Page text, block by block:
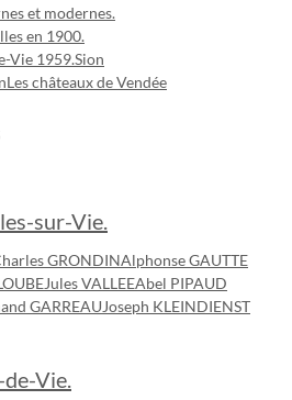
et modernes.
en 1900.
Vie 1959.Sion
Les châteaux de Vendée
sur-Vie.
GRONDINAlphonse GAUTTE
Jules VALLEEAbel PIPAUD
GARREAUJoseph KLEINDIENST
Vie.